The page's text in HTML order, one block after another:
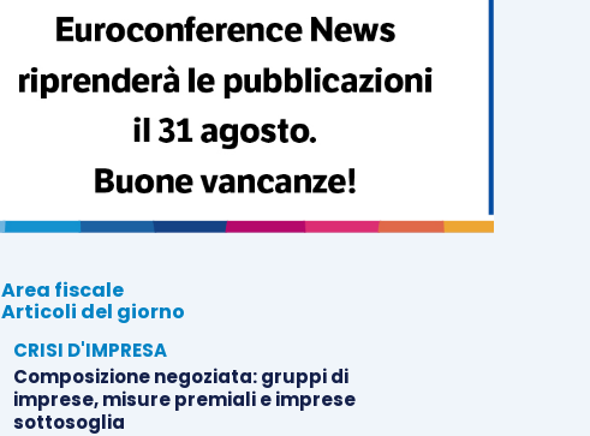
Area fiscale
Articoli del giorno
CRISI D'IMPRESA
Composizione negoziata: gruppi di
imprese, misure premiali e imprese
sottosoglia